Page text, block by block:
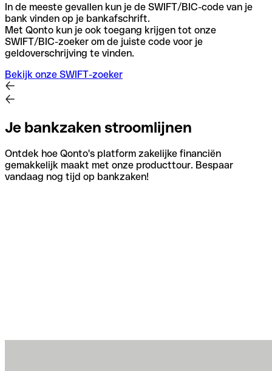
In de meeste gevallen kun je de SWIFT/BIC-code van je
bank vinden op je bankafschrift.
Met Qonto kun je ook toegang krijgen tot onze
SWIFT/BIC-zoeker om de juiste code voor je
geldoverschrijving te vinden.
Bekijk onze SWIFT-zoeker
Je bankzaken stroomlijnen
Ontdek hoe Qonto's platform zakelijke financiën
gemakkelijk maakt met onze producttour. Bespaar
vandaag nog tijd op bankzaken!